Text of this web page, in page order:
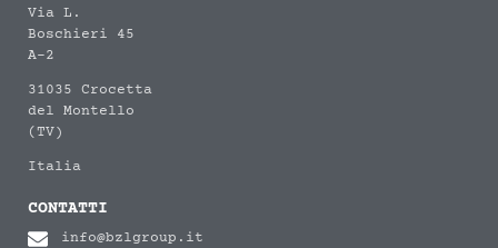
Via L.
Boschieri 45
A-2
31035 Crocetta
del Montello
(TV)
Italia
CONTATTI
info@bzlgroup.it